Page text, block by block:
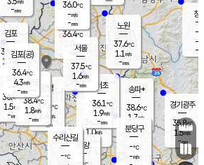
과천
36.3℃
1.0m/s
- mm
경기광주
35.8℃
1.5m/s
-mm
-mm
창
-
-m/
-
의왕
김포
36.8℃
1.7 m/s
mm
광명
37.4 ℃
2.4 m/s
-mm
부천
36.4℃
1.5m/s
-mm
구로
38.4℃
1.8m/s
-mm
은평
36.4℃
2.0 m/s
- mm
노원
37.6℃
1.1 m/s
-mm
송파*
38.6℃
1.7m/s
-mm
서초
36.1℃
1.9m/s
-mm
수리산길
-℃
분당구
-℃
-m/s
36.0℃
-m/s
-mm
김포(공)
36.4℃
4.3m/s
-mm
서울
37.5℃
1.6m/s
-mm